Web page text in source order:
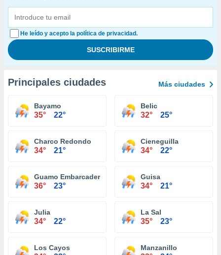
He leído y acepto la política de privacidad.
Principales ciudades Más ciudades
Bayamo
35° 22°
Belic
32° 25°
Charco Redondo
34° 21°
Cieneguilla
34° 22°
Guamo Embarcadero
36° 23°
Guisa
34° 21°
Julia
34° 22°
La Sal
35° 23°
Los Cayos Manzanillo